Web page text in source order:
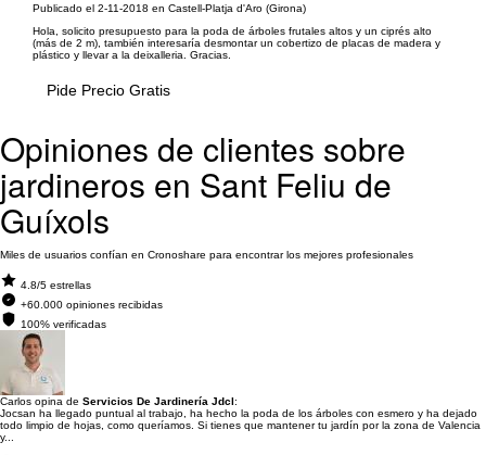
Publicado el 2-11-2018 en Castell-Platja d'Aro (Girona)
Hola, solicito presupuesto para la poda de árboles frutales altos y un ciprés alto
(más de 2 m), también interesaría desmontar un cobertizo de placas de madera y
plástico y llevar a la deixalleria. Gracias.
Pide Precio Gratis
Opiniones de clientes sobre
jardineros en Sant Feliu de
Guíxols
Miles de usuarios confían en Cronoshare para encontrar los mejores profesionales
4.8/5 estrellas
+60.000 opiniones recibidas
100% verificadas
Carlos opina de Servicios De Jardinería Jdcl:
Jocsan ha llegado puntual al trabajo, ha hecho la poda de los árboles con esmero y ha dejado
todo limpio de hojas, como queríamos. Si tienes que mantener tu jardín por la zona de Valencia
y...